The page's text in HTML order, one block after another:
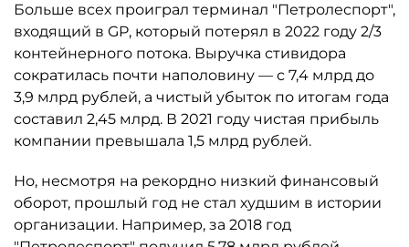
Больше всех проиграл терминал "Петролеспорт",
входящий в GP, который потерял в 2022 году 2/3
контейнерного потока. Выручка стивидора
сократилась почти наполовину — с 7,4 млрд до
3,9 млрд рублей, а чистый убыток по итогам года
составил 2,45 млрд. В 2021 году чистая прибыль
компании превышала 1,5 млрд рублей.
Но, несмотря на рекордно низкий финансовый
оборот, прошлый год не стал худшим в истории
организации. Например, за 2018 год